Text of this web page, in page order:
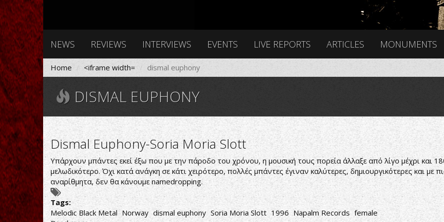
NEWS REVIEWS INTERVIEWS EVENTS LIVE REPORTS ARTICLES MONUMENTS
Home <iframe width= dismal euphony
DISMAL EUPHONY
Dismal Euphony-Soria Moria Slott
Υπάρχουν μπάντες εκεί έξω που με την πάροδο του χρόνου, η μουσική τους πορεία άλλαξε από λίγο μέχρι και
μελωδικότερο. Όχι κατά ανάγκη σε κάτι χειρότερο, πολλές μπάντες έγιναν καλύτερες, δημιουργικότερες και
αναρίθμητα, δεν θα κάνουμε namedropping.
Tags:
Melodic Black Metal Norway dismal euphony Soria Moria Slott 1996 Napalm Records female